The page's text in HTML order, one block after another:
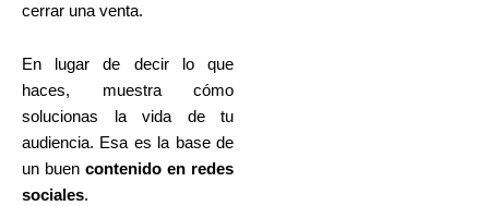
cerrar una venta.
En lugar de decir lo que
haces, muestra cómo
solucionas la vida de tu
audiencia. Esa es la base de
un buen contenido en redes
sociales.